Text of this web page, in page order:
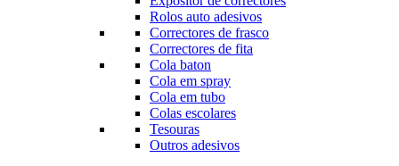
Rolos auto adesivos
Correctores de frasco
Correctores de fita
Cola baton
Cola em spray
Cola em tubo
Colas escolares
Tesouras
Outros adesivos